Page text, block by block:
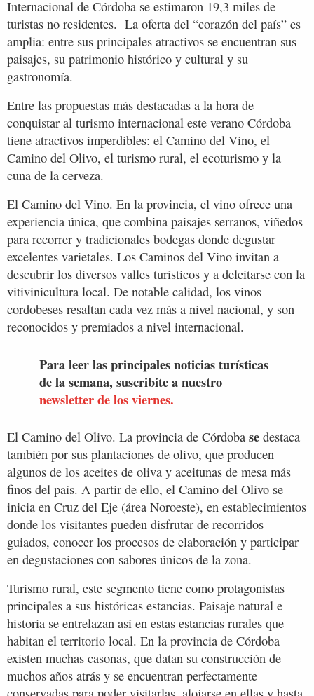
Internacional de Córdoba se estimaron 19,3 miles de
turistas no residentes. La oferta del “corazón del país” es
amplia: entre sus principales atractivos se encuentran sus
paisajes, su patrimonio histórico y cultural y su
gastronomía.
Entre las propuestas más destacadas a la hora de
conquistar al turismo internacional este verano Córdoba
tiene atractivos imperdibles: el Camino del Vino, el
Camino del Olivo, el turismo rural, el ecoturismo y la
cuna de la cerveza.
El Camino del Vino. En la provincia, el vino ofrece una
experiencia única, que combina paisajes serranos, viñedos
para recorrer y tradicionales bodegas donde degustar
excelentes varietales. Los Caminos del Vino invitan a
descubrir los diversos valles turísticos y a deleitarse con la
vitivinicultura local. De notable calidad, los vinos
cordobeses resaltan cada vez más a nivel nacional, y son
reconocidos y premiados a nivel internacional.
Para leer las principales noticias turísticas
de la semana, suscribite a nuestro
newsletter de los viernes.
El Camino del Olivo. La provincia de Córdoba se destaca
también por sus plantaciones de olivo, que producen
algunos de los aceites de oliva y aceitunas de mesa más
finos del país. A partir de ello, el Camino del Olivo se
inicia en Cruz del Eje (área Noroeste), en establecimientos
donde los visitantes pueden disfrutar de recorridos
guiados, conocer los procesos de elaboración y participar
en degustaciones con sabores únicos de la zona.
Turismo rural, este segmento tiene como protagonistas
principales a sus históricas estancias. Paisaje natural e
historia se entrelazan así en estas estancias rurales que
habitan el territorio local. En la provincia de Córdoba
existen muchas casonas, que datan su construcción de
muchos años atrás y se encuentran perfectamente